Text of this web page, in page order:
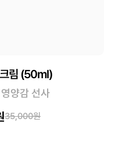
림 (50ml)
양감 선사
35,000원